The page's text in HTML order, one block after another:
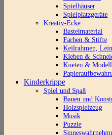
Spielhäuser
Spielplatzgeräte
Kreativ-Ecke
Bastelmaterial
Farben & Stifte
Keilrahmen,
Kleben &
Kneten &
Kinderkrippe
Spiel und Spaß
Bauen und
Holzspielzeug
Musik
Puzzle